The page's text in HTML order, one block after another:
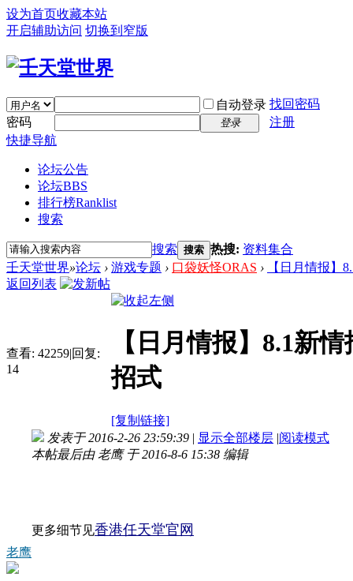
设为首页收藏本站
开启辅助访问 切换到窄版
自动登录 找回密码
密码
登录
注册
快捷导航
论坛公告
论坛BBS
排行榜Ranklist
搜索
搜索 搜索 热搜: 资料集合
壬天堂世界»论坛 › 游戏专题 › 口袋妖怪ORAS ›
【日月情报】
返回列表
查看: 42259|回复:
14
【日月情报】8.1新
招式
[复制链接]
老鹰
发表于 2016-2-26 23:59:39 | 显示全部楼层 |阅读模式
本帖最后由 老鹰 于 2016-8-6 15:38 编辑
更多细节见香港任天堂官网